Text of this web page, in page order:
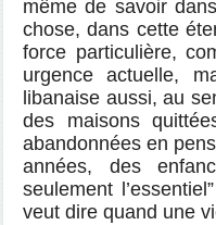
même de savoir
chose, dans cette
force particulière,
urgence actuelle,
libanaise aussi, au
des maisons
abandonnées en
années, des
seulement
veut dire quand une